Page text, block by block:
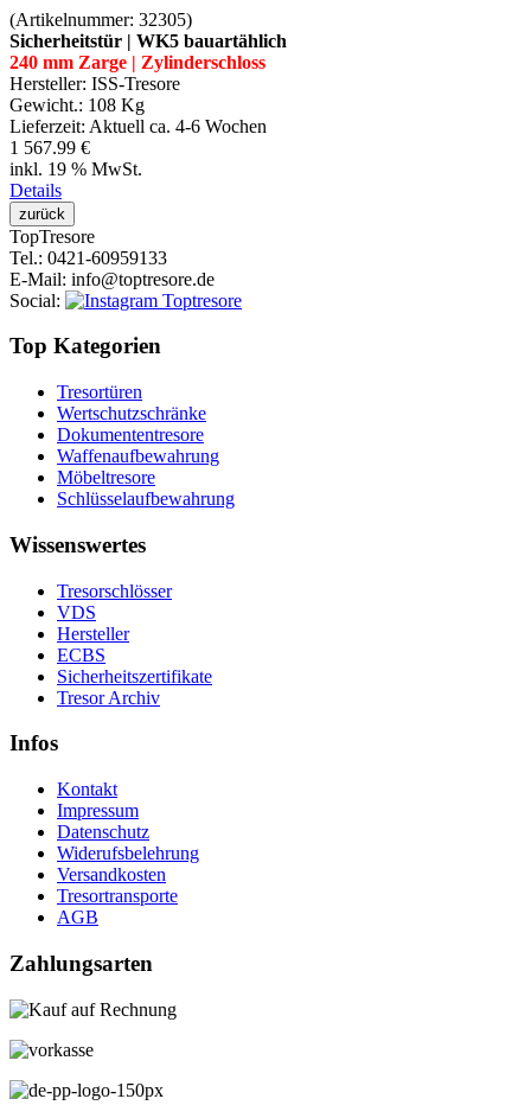
(Artikelnummer: 32305)
Sicherheitstür | WK5 bauartählich
240 mm Zarge | Zylinderschloss
Hersteller: ISS-Tresore
Gewicht.: 108 Kg
Lieferzeit: Aktuell ca. 4-6 Wochen
1 567.99 €
inkl. 19 % MwSt.
Details
TopTresore
Tel.: 0421-60959133
E-Mail: info@toptresore.de
Social:
Top Kategorien
Tresortüren
Wertschutzschränke
Dokumententresore
Waffenaufbewahrung
Möbeltresore
Schlüsselaufbewahrung
Wissenswertes
Tresorschlösser
VDS
Hersteller
ECBS
Sicherheitszertifikate
Tresor Archiv
Infos
Kontakt
Impressum
Datenschutz
Widerufsbelehrung
Versandkosten
Tresortransporte
AGB
Zahlungsarten